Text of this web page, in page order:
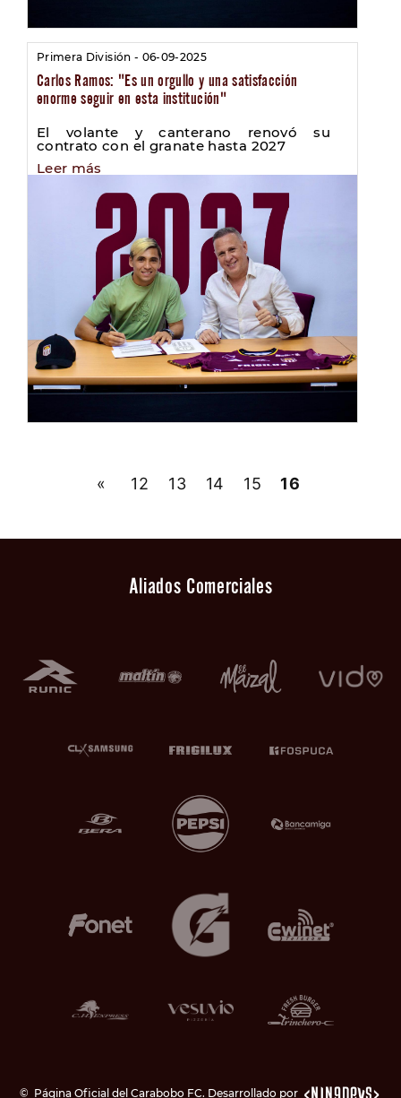
Primera División - 06-09-2025
Carlos Ramos: "Es un orgullo y una satisfacción
enorme seguir en esta institución"
El volante y canterano renovó su
contrato con el granate hasta 2027
Leer más
« 12 13 14 15 16
Aliados Comerciales
© Página Oficial del Carabobo FC. Desarrollado por